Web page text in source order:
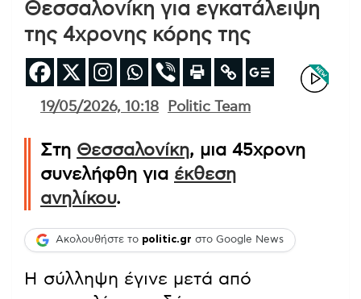
Θεσσαλονίκη για εγκατάλειψη
της 4χρονης κόρης της
19/05/2026, 10:18 Politic Team
Στη Θεσσαλονίκη, μια 45χρονη
συνελήφθη για έκθεση
ανηλίκου.
Ακολουθήστε το politic.gr στο Google News
Η σύλληψη έγινε μετά από